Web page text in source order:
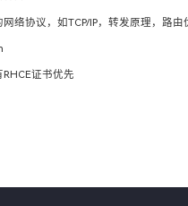
络协议，如TCP/IP，转发原理，路由
证书优先